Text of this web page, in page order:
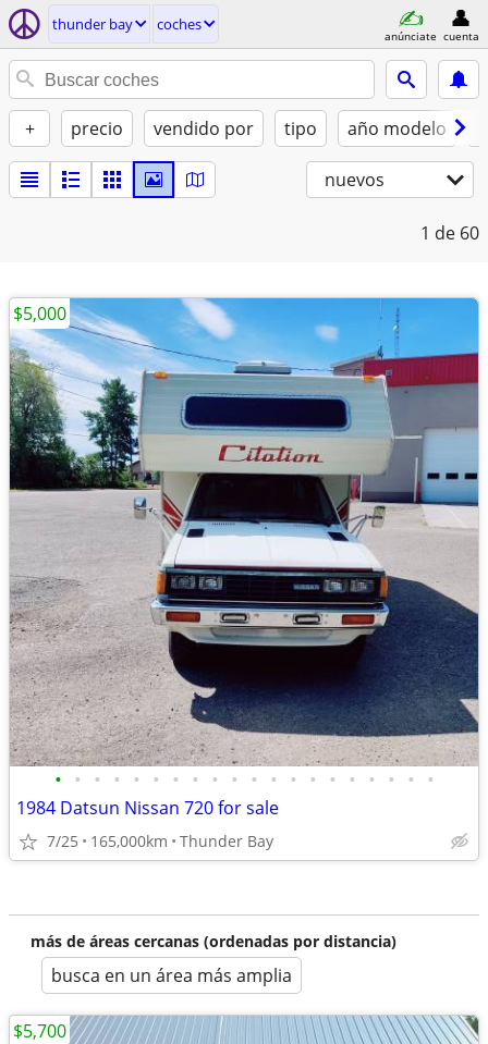
thunder bay coches
anúnciate cuenta
+ precio vendido por tipo año modelo
nuevos
1 de 60
• • • • • • • • • • • • • • • • • • • •
1984 Datsun Nissan 720 for sale
7/25 165,000km Thunder Bay
$5,000
más de áreas cercanas (ordenadas por distancia)
busca en un área más amplia
$5,700